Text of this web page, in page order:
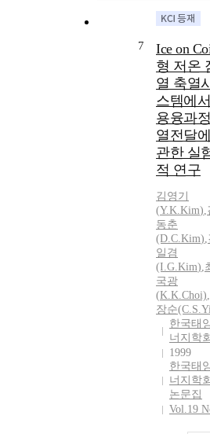
7
Ice on
형 저온
열 축열
스템에
용융과
열전달에
관한 실
적 연구
김영기
(Y.K.Kim),
동춘
(D.C.Kim),
일겸
(I.G.Kim),
국광
(K.K.Choi),
장순
한국태
너지학
1999
한국태
너지학
논문집
Vol.19